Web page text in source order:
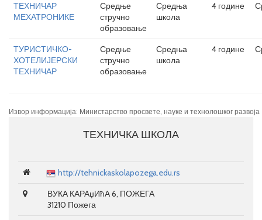
ТЕХНИЧАР
МЕХАТРОНИКЕ
Средње
стручно
образовање
Средња
школа
4 године
ТУРИСТИЧКО-
ХОТЕЛИЈЕРСКИ
ТЕХНИЧАР
Средње
стручно
образовање
Средња
школа
4 године
Извор информација: Министарство просвете, науке и технолошког развоја
ТЕХНИЧКА ШКОЛА
http://tehnickaskolapozega.edu.rs
ВУКА КАРАџИћА 6, ПОЖЕГА
31210 Пожега